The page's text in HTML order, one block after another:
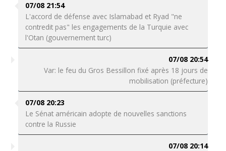
07/08 21:54
L'accord de défense avec Islamabad et Ryad "ne
contredit pas" les engagements de la Turquie avec
l'Otan (gouvernement turc)
07/08 20:54
Var: le feu du Gros Bessillon fixé après 18 jours de
mobilisation (préfecture)
07/08 20:23
Le Sénat américain adopte de nouvelles sanctions
contre la Russie
07/08 20:14